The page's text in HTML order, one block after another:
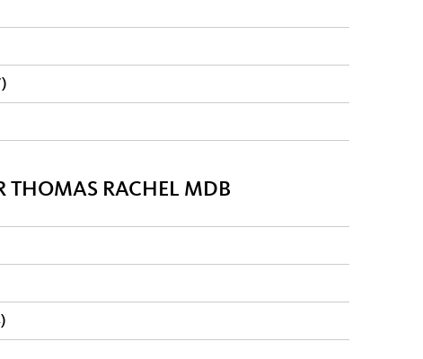
THOMAS RACHEL MDB